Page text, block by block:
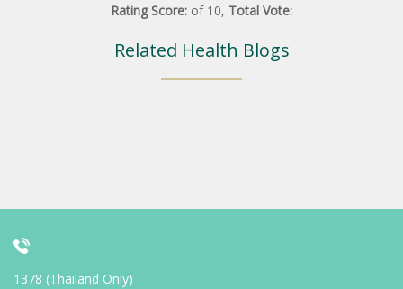
Rating Score: of 10, Total Vote:
Related Health Blogs
1378 (Thailand Only)